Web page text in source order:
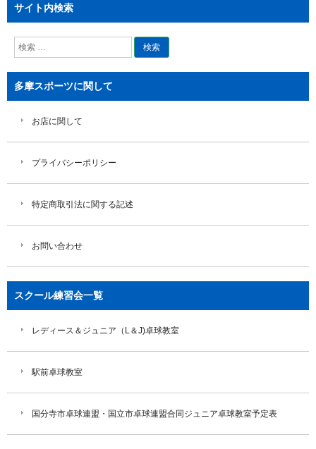
サイト内検索
検
索
多摩スポーツに関して
お店に関して
プライバシーポリシー
特定商取引法に関する記述
お問い合わせ
スクール練習会一覧
レディース＆ジュニア（L＆J)卓球教室
駅前卓球教室
国分寺市卓球連盟・国立市卓球連盟合同ジュニア卓球教室予定表